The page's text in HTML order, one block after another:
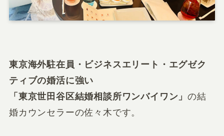
東京海外駐在員・ビジネスエリート・エグゼク
ティブの婚活に強い
「東京世田谷区結婚相談所ワンバイワン」の結
婚カウンセラーの佐々木です。